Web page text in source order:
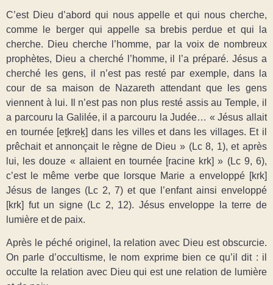
C’est Dieu d’abord qui nous appelle et qui nous cherche,
comme le berger qui appelle sa brebis perdue et qui la
cherche. Dieu cherche l’homme, par la voix de nombreux
prophètes, Dieu a cherché l’homme, il l’a préparé. Jésus a
cherché les gens, il n’est pas resté par exemple, dans la
cour de sa maison de Nazareth attendant que les gens
viennent à lui. Il n’est pas non plus resté assis au Temple, il
a parcouru la Galilée, il a parcouru la Judée… « Jésus allait
en tournée [eṯkreḵ] dans les villes et dans les villages. Et il
prêchait et annonçait le règne de Dieu » (Lc 8, 1), et après
lui, les douze « allaient en tournée [racine krk] » (Lc 9, 6),
c’est le même verbe que lorsque Marie a enveloppé [krk]
Jésus de langes (Lc 2, 7) et que l’enfant ainsi enveloppé
[krk] fut un signe (Lc 2, 12). Jésus enveloppe la terre de
lumière et de paix.
Après le péché originel, la relation avec Dieu est obscurcie.
On parle d’occultisme, le nom exprime bien ce qu’il dit : il
occulte la relation avec Dieu qui est une relation de lumière